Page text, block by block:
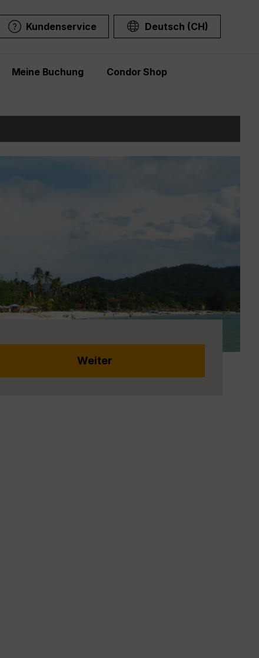
Kundenservice Deutsch (CH)
Meine Buchung Condor Shop